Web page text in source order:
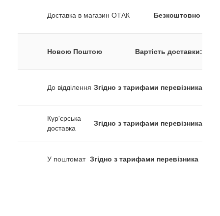
Доставка в магазин ОТАК Безкоштовно
Новою Поштою Вартість доставки:
До відділення Згідно з тарифами перевізника
Кур'єрська
доставка
Згідно з тарифами перевізника
У поштомат Згідно з тарифами перевізника